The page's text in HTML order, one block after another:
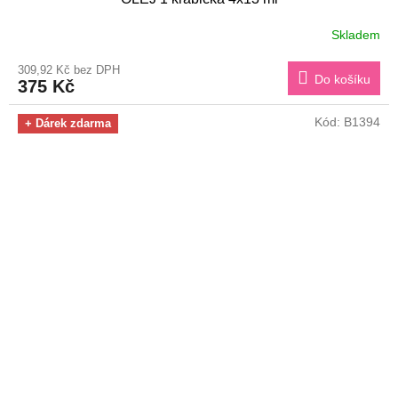
Skladem
309,92 Kč bez DPH
375 Kč Do košíku
+ Dárek zdarma Kód: B1394